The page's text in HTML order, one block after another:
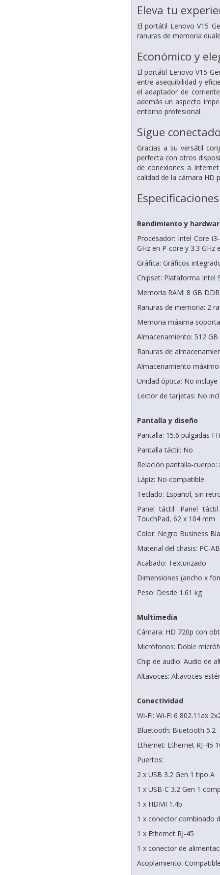
Eleva tu
El portátil Lenovo V15
ranuras de memoria
Económico y
El portátil Lenovo V15
entre asequibilidad y
el adaptador de
además un aspecto
entorno profesional.
Sigue
Gracias a su versátil
perfecta con otros
de conexiones a
calidad de la cámara HD
Especificaciones
Rendimiento y
Procesador: Intel Core
GHz en P-core y 3.3 GHz
Gráfica: Gráficos
Chipset: Plataforma Intel
Memoria RAM: 8 GB
Ranuras de memoria: 2
Memoria máxima
Almacenamiento: 512 GB
Ranuras de
Almacenamiento
Unidad óptica: No incluye
Lector de tarjetas: No
Pantalla y diseño
Pantalla: 15.6 pulgadas
Pantalla táctil: No
Relación pantalla-cuerpo:
Lápiz: No compatible
Teclado: Español, sin
Panel táctil: Panel
TouchPad, 62 x 104 mm
Color: Negro Business
Material del chasis: PC-
Acabado: Texturizado
Dimensiones (ancho x
Peso: Desde 1.61 kg
Multimedia
Cámara: HD 720p con
Micrófonos: Doble
Chip de audio: Audio de
Altavoces: Altavoces
Conectividad
Wi-Fi: Wi-Fi 6 802.11ax
Bluetooth: Bluetooth 5.2
Ethernet: Ethernet RJ-45
Puertos:
2 x USB 3.2 Gen 1 tipo A
1 x USB-C 3.2 Gen 1
1 x HDMI 1.4b
1 x conector combinado
1 x Ethernet RJ-45
1 x conector de
Acoplamiento: